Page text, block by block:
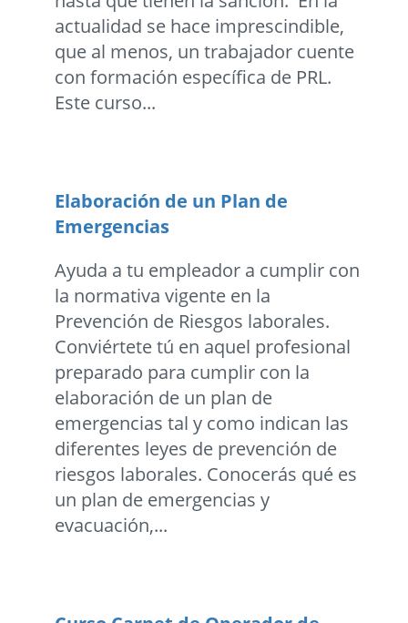
actualidad se hace imprescindible,
que al menos, un trabajador cuente
con formación específica de PRL.
Este curso...
Elaboración de un Plan de
Emergencias
Ayuda a tu empleador a cumplir con
la normativa vigente en la
Prevención de Riesgos laborales.
Conviértete tú en aquel profesional
preparado para cumplir con la
elaboración de un plan de
emergencias tal y como indican las
diferentes leyes de prevención de
riesgos laborales. Conocerás qué es
un plan de emergencias y
evacuación,...